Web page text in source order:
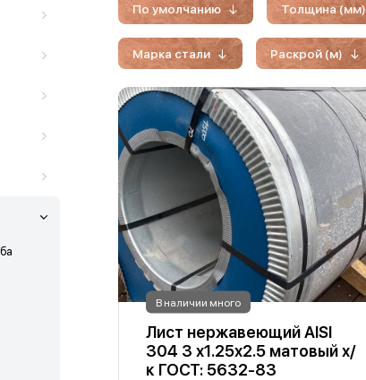
По умолчанию Толщина (мм)
Марка стали Раскрой (м)
В наличии много
Лист нержавеющий AISI
304 3 х1.25х2.5 матовый х/
к ГОСТ: 5632-83